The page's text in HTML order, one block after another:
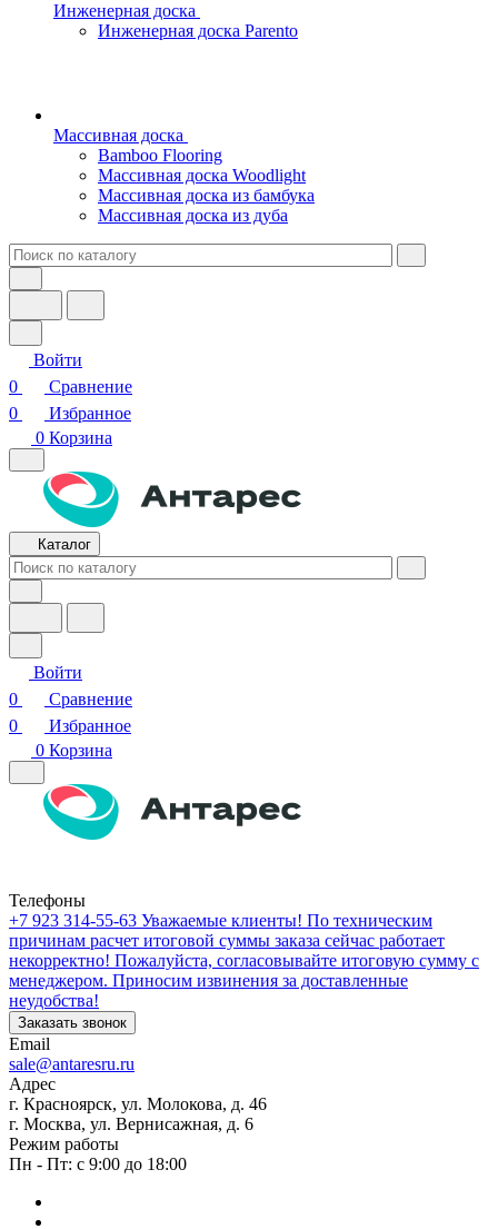
Инженерная доска
Инженерная доска Parento
Массивная доска
Bamboo Flooring
Массивная доска Woodlight
Массивная доска из бамбука
Массивная доска из дуба
Войти
0
Сравнение
0
Избранное
0 Корзина
Каталог
Войти
0
Сравнение
0
Избранное
0 Корзина
Телефоны
+7 923 314-55-63 Уважаемые клиенты! По техническим
причинам расчет итоговой суммы заказа сейчас работает
некорректно! Пожалуйста, согласовывайте итоговую сумму с
менеджером. Приносим извинения за доставленные
неудобства!
Заказать звонок
Email
sale@antaresru.ru
Адрес
г. Красноярск, ул. Молокова, д. 46
г. Москва, ул. Вернисажная, д. 6
Режим работы
Пн - Пт: с 9:00 до 18:00